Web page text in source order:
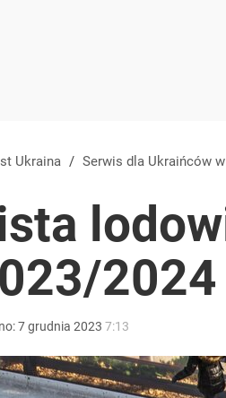
Ukraina / Serwis dla Ukraińców
2024
7grudnia 2023 7:13